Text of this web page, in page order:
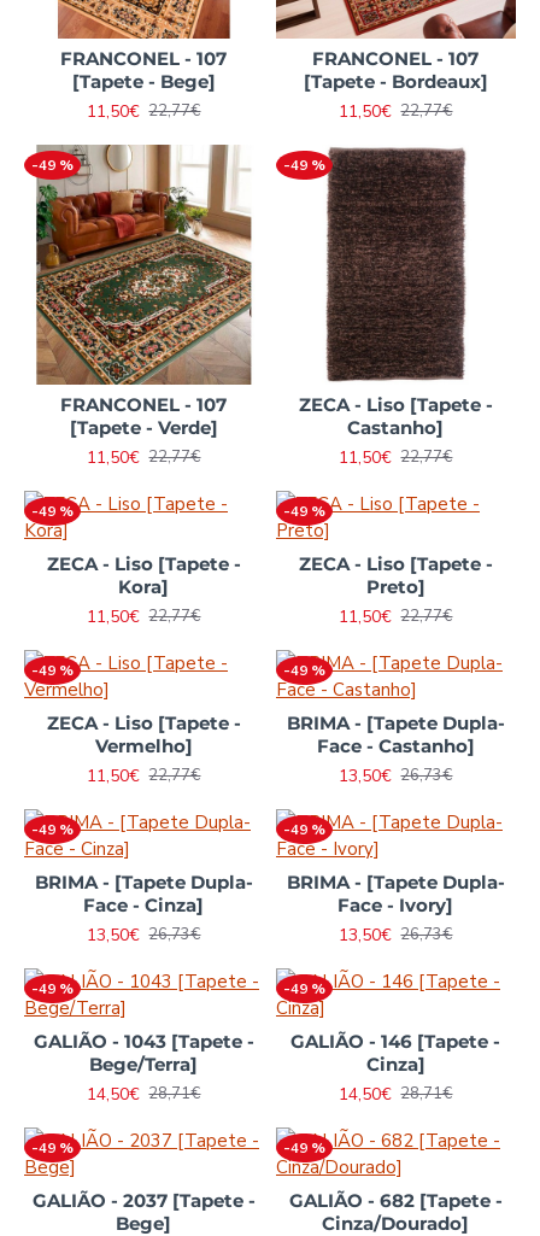
FRANCONEL - 107
[Tapete - Bege]
11,50€ 22,77€
FRANCONEL - 107
[Tapete - Bordeaux]
11,50€ 22,77€
-49 %
FRANCONEL - 107
[Tapete - Verde]
11,50€ 22,77€
-49 %
ZECA - Liso [Tapete -
Castanho]
11,50€ 22,77€
-49 %
ZECA - Liso [Tapete -
Kora]
11,50€ 22,77€
-49 %
ZECA - Liso [Tapete -
Preto]
11,50€ 22,77€
-49 %
ZECA - Liso [Tapete -
Vermelho]
11,50€ 22,77€
-49 %
BRIMA - [Tapete Dupla-
Face - Castanho]
13,50€ 26,73€
-49 %
BRIMA - [Tapete Dupla-
Face - Cinza]
13,50€ 26,73€
-49 %
BRIMA - [Tapete Dupla-
Face - Ivory]
13,50€ 26,73€
-49 %
GALIÃO - 1043 [Tapete -
Bege/Terra]
14,50€ 28,71€
-49 %
GALIÃO - 146 [Tapete -
Cinza]
14,50€ 28,71€
-49 %
GALIÃO - 2037 [Tapete -
Bege]
-49 %
GALIÃO - 682 [Tapete -
Cinza/Dourado]